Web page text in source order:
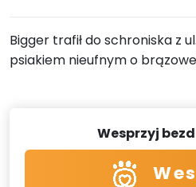
Bigger trafił do schroniska z
psiakiem nieufnym o
Wesprzyj